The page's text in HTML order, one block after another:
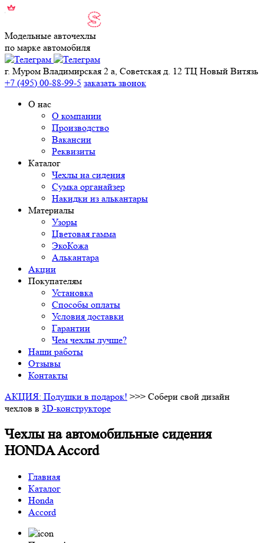
Модельные авточехлы
по марке автомобиля
г. Муром Владимирская 2 а, Советская д. 12 ТЦ Новый Витязь
+7 (495) 00-88-99-5 заказать звонок
О нас
О компании
Производство
Вакансии
Реквизиты
Каталог
Чехлы на сидения
Сумка органайзер
Накидки из алькантары
Материалы
Узоры
Цветовая гамма
ЭкоКожа
Алькантара
Акции
Покупателям
Установка
Способы оплаты
Условия доставки
Гарантии
Чем чехлы лучше?
Наши работы
Отзывы
Контакты
АКЦИЯ: Подушки в подарок! >>> Собери свой дизайн
чехлов в 3D-конструкторе
Чехлы на автомобильные сидения
HONDA Accord
Главная
Каталог
Honda
Accord